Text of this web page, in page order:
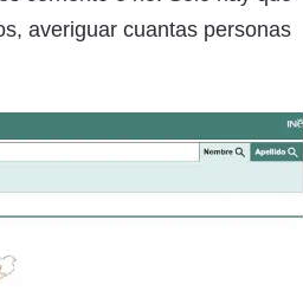
averiguar cuantas personas